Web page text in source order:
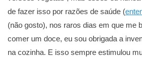
de fazer isso por razões de saúde (
(não gosto), nos raros dias em que me
comer um doce, eu sou obrigada a
na cozinha. E isso sempre estimulou